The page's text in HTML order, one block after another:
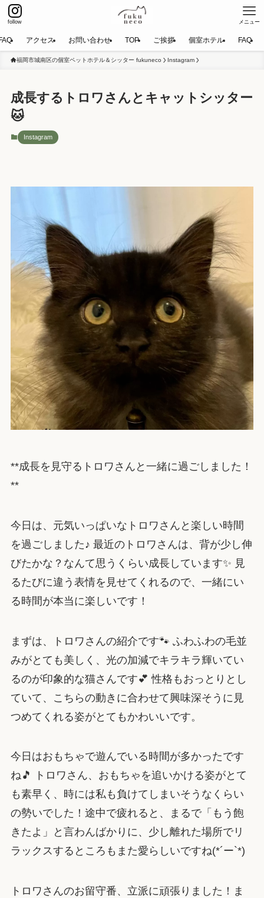
follow メニュー
アクセス お問い合わせ TOP ご挨拶 個室ホテル FAQ
福岡市城南区の個室ペットホテル＆シッター fukuneco Instagram
成長するトロワさんとキャットシッター
🐱
Instagram
**成長を見守るトロワさんと一緒に過ごしました！
**
今日は、元気いっぱいなトロワさんと楽しい時間
を過ごしました♪ 最近のトロワさんは、背が少し伸
びたかな？なんて思うくらい成長しています✨ 見
るたびに違う表情を見せてくれるので、一緒にい
る時間が本当に楽しいです！
まずは、トロワさんの紹介です🐾 ふわふわの毛並
みがとても美しく、光の加減でキラキラ輝いてい
るのが印象的な猫さんです💕 性格もおっとりとし
ていて、こちらの動きに合わせて興味深そうに見
つめてくれる姿がとてもかわいいです。
今日はおもちゃで遊んでいる時間が多かったです
ね🎵 トロワさん、おもちゃを追いかける姿がとて
も素早く、時には私も負けてしまいそうなくらい
の勢いでした！途中で疲れると、まるで「もう飽
きたよ」と言わんばかりに、少し離れた場所でリ
ラックスするところもまた愛らしいですね(*´ー`*)
トロワさんのお留守番、立派に頑張りました！ま